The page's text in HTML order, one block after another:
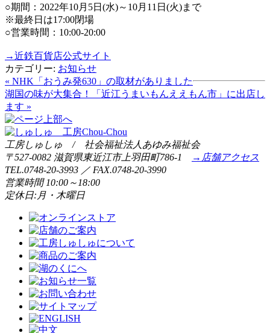
○期間：2022年10月5日(水)～10月11日(火)まで
※最終日は17:00閉場
○営業時間：10:00-20:00
→近鉄百貨店公式サイト
カテゴリー: お知らせ
« NHK「おうみ発630」の取材がありました
湖国の味が大集合！「近江うまいもんええもん市」に出店し
ます »
工房しゅしゅ / 社会福祉法人あゆみ福祉会
〒527-0082 滋賀県東近江市上羽田町786-1
→店舗アクセス
TEL.0748-20-3993 ／ FAX.0748-20-3990
営業時間 10:00～18:00
定休日:月・木曜日